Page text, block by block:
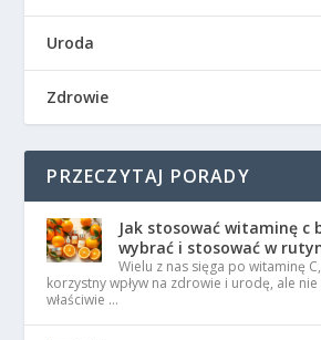
Uroda
Zdrowie
PRZECZYTAJ PORADY
Jak stosować witaminę c
wybrać i stosować w
Wielu z nas sięga po witaminę
korzystny wpływ na zdrowie i urodę, ale
właściwie …